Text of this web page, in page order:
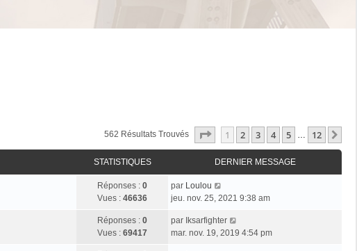
562 Résultats Trouvés Page Sur12
1 2 3 4 5 … 12
STATISTIQUES DERNIER MESSAGE
Réponses : 0
Vues : 46636
par Loulou
jeu. nov. 25, 2021 9:38 am
Réponses : 0
Vues : 69417
par Iksarfighter
mar. nov. 19, 2019 4:54 pm